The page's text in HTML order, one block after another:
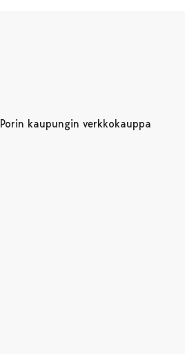
Porin kaupungin verkkokauppa